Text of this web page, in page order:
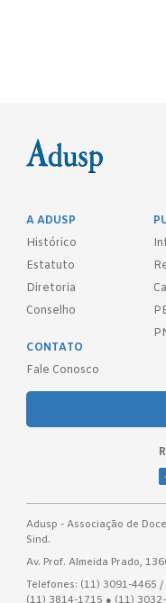
A ADUSP
Histórico
Estatuto
Diretoria
Conselho
CONTATO
Fale Conosco
Adusp - Associação de
Sind.
Av. Prof. Almeida Prado,
Telefones: (11) 3091-4465
(11) 3814-1715 ● (11)